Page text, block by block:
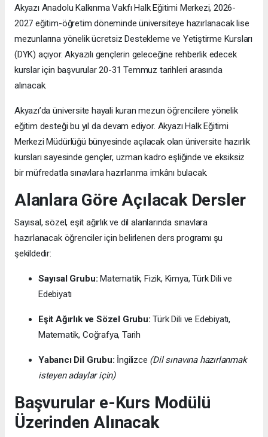
Akyazı Anadolu Kalkınma Vakfı Halk Eğitimi Merkezi, 2026-
2027 eğitim-öğretim döneminde üniversiteye hazırlanacak lise
mezunlarına yönelik ücretsiz Destekleme ve Yetiştirme Kursları
(DYK) açıyor. Akyazılı gençlerin geleceğine rehberlik edecek
kurslar için başvurular 20-31 Temmuz tarihleri arasında
alınacak.
Akyazı’da üniversite hayali kuran mezun öğrencilere yönelik
eğitim desteği bu yıl da devam ediyor. Akyazı Halk Eğitimi
Merkezi Müdürlüğü bünyesinde açılacak olan üniversite hazırlık
kursları sayesinde gençler, uzman kadro eşliğinde ve eksiksiz
bir müfredatla sınavlara hazırlanma imkânı bulacak.
Alanlara Göre Açılacak Dersler
Sayısal, sözel, eşit ağırlık ve dil alanlarında sınavlara
hazırlanacak öğrenciler için belirlenen ders programı şu
şekildedir:
Sayısal Grubu: Matematik, Fizik, Kimya, Türk Dili ve
Edebiyatı
Eşit Ağırlık ve Sözel Grubu: Türk Dili ve Edebiyatı,
Matematik, Coğrafya, Tarih
Yabancı Dil Grubu: İngilizce (Dil sınavına hazırlanmak
isteyen adaylar için)
Başvurular e-Kurs Modülü
Üzerinden Alınacak